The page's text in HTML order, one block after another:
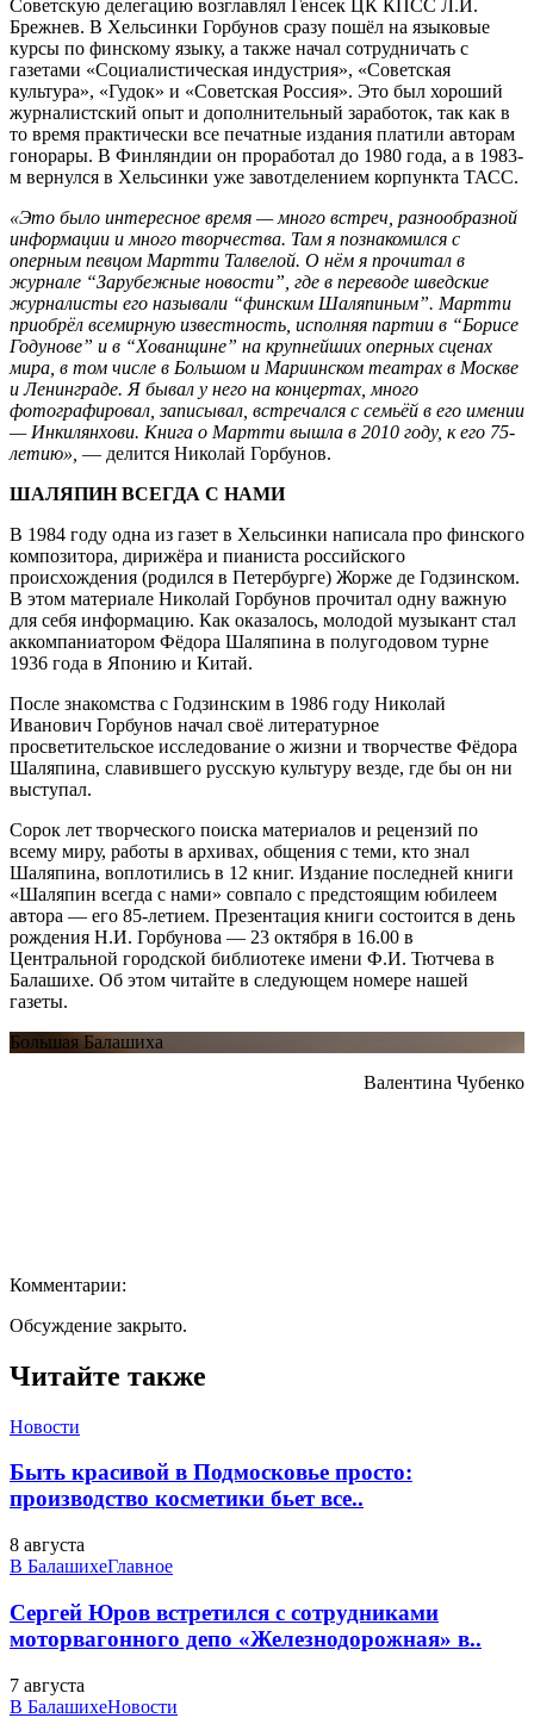
Советскую делегацию возглавлял Генсек ЦК КПСС Л.И.
Брежнев. В Хельсинки Горбунов сразу пошёл на языковые
курсы по финскому языку, а также начал сотрудничать с
газетами «Социалистическая индустрия», «Советская
культура», «Гудок» и «Советская Россия». Это был хороший
журналистский опыт и дополнительный заработок, так как в
то время практически все печатные издания платили авторам
гонорары. В Финляндии он проработал до 1980 года, а в 1983-
м вернулся в Хельсинки уже завотделением корпункта ТАСС.
«Это было интересное время — много встреч, разнообразной
информации и много творчества. Там я познакомился с
оперным певцом Мартти Талвелой. О нём я прочитал в
журнале “Зарубежные новости”, где в переводе шведские
журналисты его называли “финским Шаляпиным”. Мартти
приобрёл всемирную известность, исполняя партии в “Борисе
Годунове” и в “Хованщине” на крупнейших оперных сценах
мира, в том числе в Большом и Мариинском театрах в Москве
и Ленинграде. Я бывал у него на концертах, много
фотографировал, записывал, встречался с семьёй в его имении
— Инкилянхови. Книга о Мартти вышла в 2010 году, к его 75-
летию», — делится Николай Горбунов.
ШАЛЯПИН ВСЕГДА С НАМИ
В 1984 году одна из газет в Хельсинки написала про финского
композитора, дирижёра и пианиста российского
происхождения (родился в Петербурге) Жорже де Годзинском.
В этом материале Николай Горбунов прочитал одну важную
для себя информацию. Как оказалось, молодой музыкант стал
аккомпаниатором Фёдора Шаляпина в полугодовом турне
1936 года в Японию и Китай.
После знакомства с Годзинским в 1986 году Николай
Иванович Горбунов начал своё литературное
просветительское исследование о жизни и творчестве Фёдора
Шаляпина, славившего русскую культуру везде, где бы он ни
выступал.
Сорок лет творческого поиска материалов и рецензий по
всему миру, работы в архивах, общения с теми, кто знал
Шаляпина, воплотились в 12 книг. Издание последней книги
«Шаляпин всегда с нами» совпало с предстоящим юбилеем
автора — его 85-летием. Презентация книги состоится в день
рождения Н.И. Горбунова — 23 октября в 16.00 в
Центральной городской библиотеке имени Ф.И. Тютчева в
Балашихе. Об этом читайте в следующем номере нашей
газеты.
Большая Балашиха
Валентина Чубенко
Комментарии:
Обсуждение закрыто.
Читайте также
Новости
Быть красивой в Подмосковье просто:
производство косметики бьет все..
8 августа
В БалашихеГлавное
Сергей Юров встретился с сотрудниками
моторвагонного депо «Железнодорожная» в..
7 августа
В БалашихеНовости